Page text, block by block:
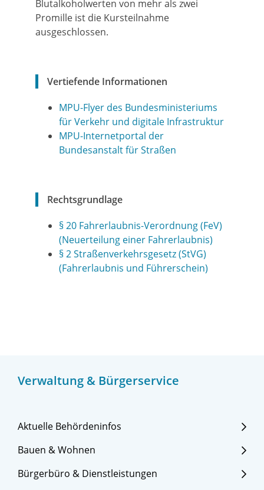
Verwaltung & Bürgerservice
Aktuelle Behördeninfos
Bauen & Wohnen
Bürgerbüro & Dienstleistungen
Blutalkoholwerten von mehr als zwei
Promille ist die Kursteilnahme
ausgeschlossen.
Vertiefende Informationen
MPU-Flyer des Bundesministeriums
für Verkehr und digitale Infrastruktur
MPU-Internetportal der
Bundesanstalt für Straßen
Rechtsgrundlage
§ 20 Fahrerlaubnis-Verordnung (FeV)
(Neuerteilung einer Fahrerlaubnis)
§ 2 Straßenverkehrsgesetz (StVG)
(Fahrerlaubnis und Führerschein)